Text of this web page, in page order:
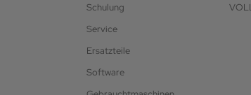
Schulung
Service
Ersatzteile
Software